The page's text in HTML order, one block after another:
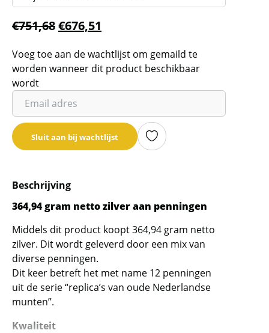
€751,68€676,51
Voeg toe aan de wachtlijst om gemaild te
worden wanneer dit product beschikbaar
wordt
Vul
je
email
adres
de
wachtlijst
dit
product
toe
te
voegen
Sluit aan bij wachtlijst
Beschrijving
364,94 gram netto zilver aan penningen
Middels dit product koopt 364,94 gram netto
zilver. Dit wordt geleverd door een mix van
diverse penningen.
Dit keer betreft het met name 12 penningen
uit de serie “replica’s van oude Nederlandse
munten”.
Kwaliteit